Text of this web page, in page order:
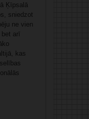
Ķīpsalā
sniedzot
ne vien
arī
kas